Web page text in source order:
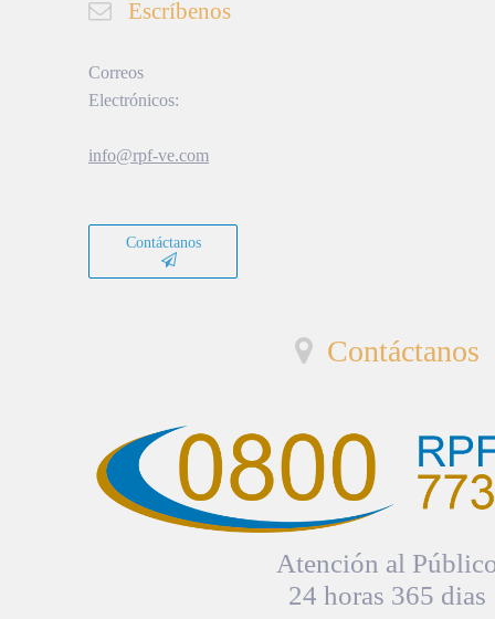
Escríbenos
Correos
Electrónicos:
info@rpf-ve.com
Contáctanos
Contáctanos
Atención al
24 horas 365 dias